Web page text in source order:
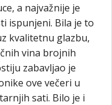
a najvažnije je
ispunjeni. Bila je to
kvalitetnu glazbu,
vina brojnih
zabavljao je
ove večeri u
sati. Bilo je i